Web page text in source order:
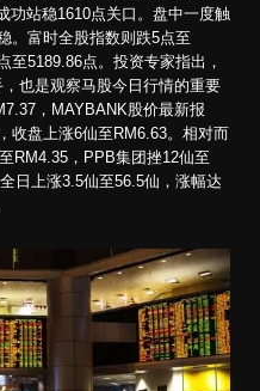
功站稳1610点关口。盘中一度触
。富时全股指数则跌5点至
至5189.86点。投资专家指出，
也是观察马股今日行情的重要
，MAYBANK股价最新报
收盘上涨6仙至RM6.63。相对而
RM4.35，PPB集团挫12仙至
日上涨3.5仙至56.5仙，涨幅达